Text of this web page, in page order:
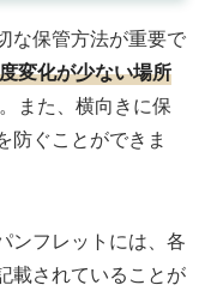
な保管方法が重要で
変化が少ない場所
また、横向きに保
防ぐことができま
ンフレットには、各
載されていることが